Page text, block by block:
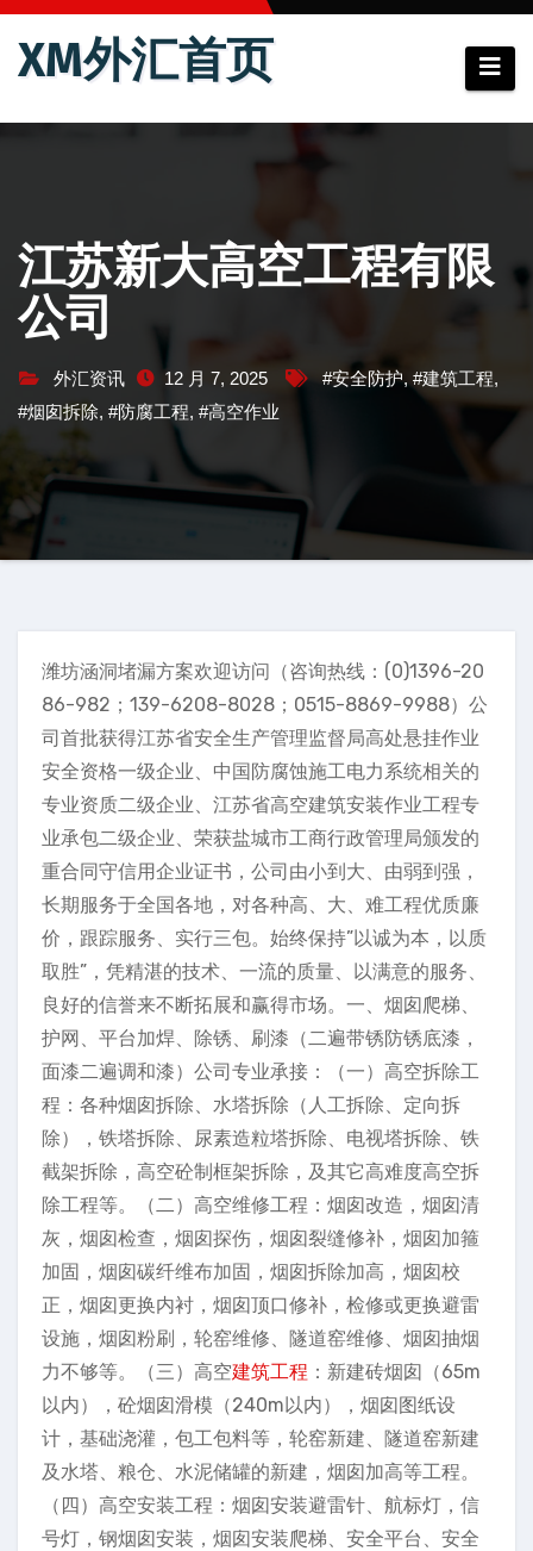
跳
XM外汇首页
江苏新大高空工程有限
公司
外汇资讯 12 月 7, 2025 #安全防护, #建筑工程,
#烟囱拆除, #防腐工程, #高空作业
潍坊涵洞堵漏方案欢迎访问（咨询热线：(0)1396-20
86-982；139-6208-8028；0515-8869-9988）公
司首批获得江苏省安全生产管理监督局高处悬挂作业
安全资格一级企业、中国防腐蚀施工电力系统相关的
专业资质二级企业、江苏省高空建筑安装作业工程专
业承包二级企业、荣获盐城市工商行政管理局颁发的
重合同守信用企业证书，公司由小到大、由弱到强，
长期服务于全国各地，对各种高、大、难工程优质廉
价，跟踪服务、实行三包。始终保持”以诚为本，以质
取胜”，凭精湛的技术、一流的质量、以满意的服务、
良好的信誉来不断拓展和赢得市场。一、烟囱爬梯、
护网、平台加焊、除锈、刷漆（二遍带锈防锈底漆，
面漆二遍调和漆）公司专业承接：（一）高空拆除工
程：各种烟囱拆除、水塔拆除（人工拆除、定向拆
除），铁塔拆除、尿素造粒塔拆除、电视塔拆除、铁
截架拆除，高空砼制框架拆除，及其它高难度高空拆
除工程等。（二）高空维修工程：烟囱改造，烟囱清
灰，烟囱检查，烟囱探伤，烟囱裂缝修补，烟囱加箍
加固，烟囱碳纤维布加固，烟囱拆除加高，烟囱校
正，烟囱更换内衬，烟囱顶口修补，检修或更换避雷
设施，烟囱粉刷，轮窑维修、隧道窑维修、烟囱抽烟
力不够等。（三）高空建筑工程 ：新建砖烟囱（65m
以内），砼烟囱滑模（240m以内），烟囱图纸设
计，基础浇灌，包工包料等，轮窑新建、隧道窑新建
及水塔、粮仓、水泥储罐的新建，烟囱加高等工程。
（四）高空安装工程：烟囱安装避雷针、航标灯，信
号灯，钢烟囱安装，烟囱安装爬梯、安全平台、安全